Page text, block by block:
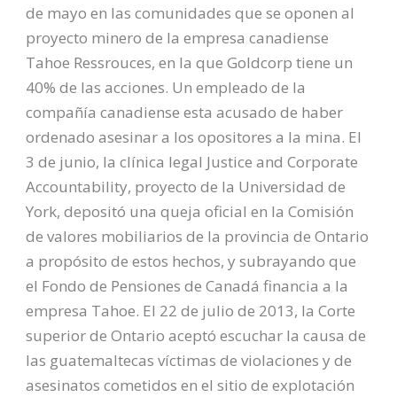
de mayo en las comunidades que se oponen al
proyecto minero de la empresa canadiense
Tahoe Ressrouces, en la que Goldcorp tiene un
40% de las acciones. Un empleado de la
compañía canadiense esta acusado de haber
ordenado asesinar a los opositores a la mina. El
3 de junio, la clínica legal Justice and Corporate
Accountability, proyecto de la Universidad de
York, depositó una queja oficial en la Comisión
de valores mobiliarios de la provincia de Ontario
a propósito de estos hechos, y subrayando que
el Fondo de Pensiones de Canadá financia a la
empresa Tahoe. El 22 de julio de 2013, la Corte
superior de Ontario aceptó escuchar la causa de
las guatemaltecas víctimas de violaciones y de
asesinatos cometidos en el sitio de explotación